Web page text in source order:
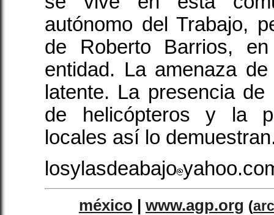
autónomo del Trabajo,
de Roberto Barrios,
entidad. La amenaza
latente. La presencia
de helicópteros y la
locales así lo
losylasdeabajo
méxico | www.agp.org (